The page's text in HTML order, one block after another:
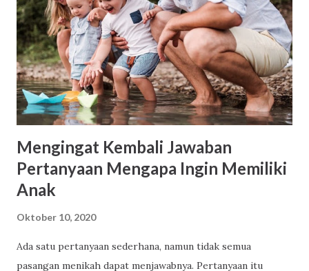
Guru PAUD, Pengelola PAUD. Cerita rakyat dapat
berbentuk; (1) Fable (cerita binatang) (2) Legenda (asal-
usul terjadinya suatu tempat) (3) Sage (unsur sebuah
sejarah) (4) Epos (kepahlawanan) (5) Cerita jenaka. Cerita
disampaikan dalam bahasa Indonesia yang baik dan benar.
Panjang naskah berad...
Mengingat Kembali Jawaban
Pertanyaan Mengapa Ingin Memiliki
Anak
Oktober 10, 2020
Ada satu pertanyaan sederhana, namun tidak semua
pasangan menikah dapat menjawabnya. Pertanyaan itu